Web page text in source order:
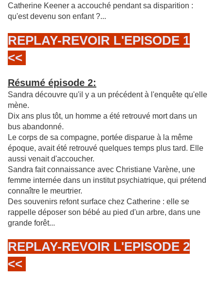
Catherine Keener a accouché pendant sa disparition :
qu'est devenu son enfant ?...
REPLAY-REVOIR L'EPISODE 1
<<
Résumé épisode 2:
Sandra découvre qu'il y a un précédent à l'enquête qu'elle
mène.
Dix ans plus tôt, un homme a été retrouvé mort dans un
bus abandonné.
Le corps de sa compagne, portée disparue à la même
époque, avait été retrouvé quelques temps plus tard. Elle
aussi venait d'accoucher.
Sandra fait connaissance avec Christiane Varène, une
femme internée dans un institut psychiatrique, qui prétend
connaître le meurtrier.
Des souvenirs refont surface chez Catherine : elle se
rappelle déposer son bébé au pied d'un arbre, dans une
grande forêt...
REPLAY-REVOIR L'EPISODE 2
<<